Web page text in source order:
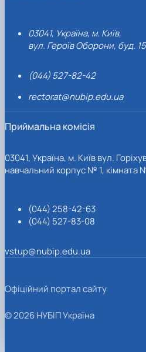
03041, Україна, м. Київ,
вул. Героїв Оборони, буд.
(044) 527-82-42
rectorat@nubip.edu.ua
Приймальна комісія
03041, Україна, м. Київ вул.
навчальний корпус № 1, кімната
(044) 258-42-63
(044) 527-83-08
vstup@nubip.edu.ua
Офіційний портал сайту
© 2026 НУБІП Україна